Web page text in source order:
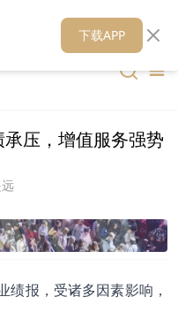
财华媒体矩阵 财华智库
压，增值服务强势
绩报，受诸多因素影响，
下载APP